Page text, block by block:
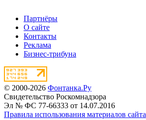
Партнёры
О сайте
Контакты
Реклама
Бизнес-трибуна
© 2000-2026 Фонтанка.Ру
Свидетельство Роскомнадзора
Эл № ФС 77-66333 от 14.07.2016
Правила использования материалов сайта